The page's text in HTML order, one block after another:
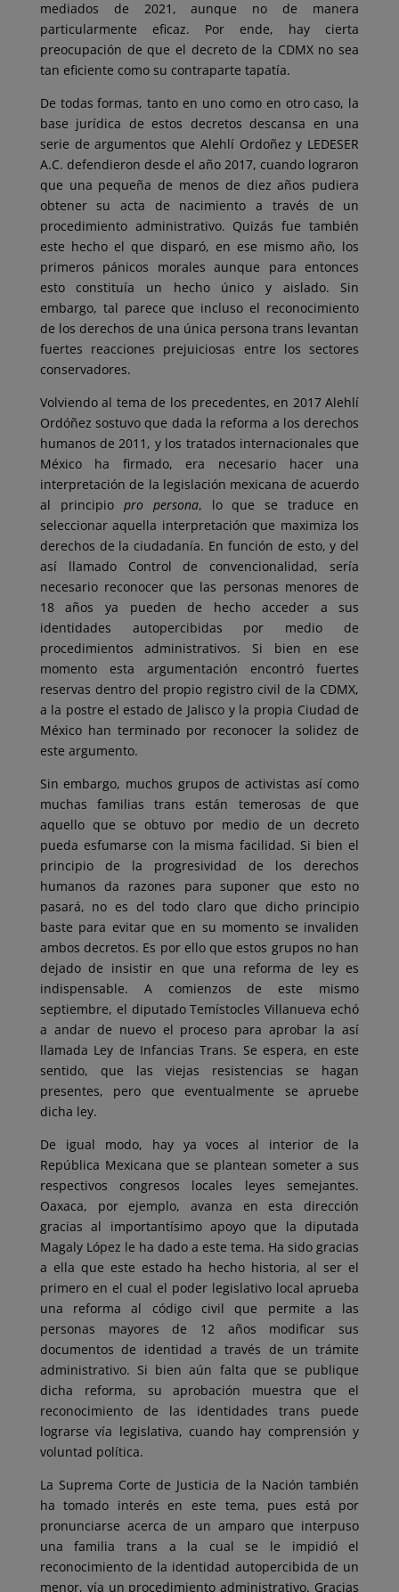
mediados de 2021, aunque no de manera
particularmente eficaz. Por ende, hay cierta
preocupación de que el decreto de la CDMX no sea
tan eficiente como su contraparte tapatía.
De todas formas, tanto en uno como en otro caso, la
base jurídica de estos decretos descansa en una
serie de argumentos que Alehlí Ordoñez y LEDESER
A.C. defendieron desde el año 2017, cuando lograron
que una pequeña de menos de diez años pudiera
obtener su acta de nacimiento a través de un
procedimiento administrativo. Quizás fue también
este hecho el que disparó, en ese mismo año, los
primeros pánicos morales aunque para entonces
esto constituía un hecho único y aislado. Sin
embargo, tal parece que incluso el reconocimiento
de los derechos de una única persona trans levantan
fuertes reacciones prejuiciosas entre los sectores
conservadores.
Volviendo al tema de los precedentes, en 2017 Alehlí
Ordóñez sostuvo que dada la reforma a los derechos
humanos de 2011, y los tratados internacionales que
México ha firmado, era necesario hacer una
interpretación de la legislación mexicana de acuerdo
al principio pro persona, lo que se traduce en
seleccionar aquella interpretación que maximiza los
derechos de la ciudadanía. En función de esto, y del
así llamado Control de convencionalidad, sería
necesario reconocer que las personas menores de
18 años ya pueden de hecho acceder a sus
identidades autopercibidas por medio de
procedimientos administrativos. Si bien en ese
momento esta argumentación encontró fuertes
reservas dentro del propio registro civil de la CDMX,
a la postre el estado de Jalisco y la propia Ciudad de
México han terminado por reconocer la solidez de
este argumento.
Sin embargo, muchos grupos de activistas así como
muchas familias trans están temerosas de que
aquello que se obtuvo por medio de un decreto
pueda esfumarse con la misma facilidad. Si bien el
principio de la progresividad de los derechos
humanos da razones para suponer que esto no
pasará, no es del todo claro que dicho principio
baste para evitar que en su momento se invaliden
ambos decretos. Es por ello que estos grupos no han
dejado de insistir en que una reforma de ley es
indispensable. A comienzos de este mismo
septiembre, el diputado Temístocles Villanueva echó
a andar de nuevo el proceso para aprobar la así
llamada Ley de Infancias Trans. Se espera, en este
sentido, que las viejas resistencias se hagan
presentes, pero que eventualmente se apruebe
dicha ley.
De igual modo, hay ya voces al interior de la
República Mexicana que se plantean someter a sus
respectivos congresos locales leyes semejantes.
Oaxaca, por ejemplo, avanza en esta dirección
gracias al importantísimo apoyo que la diputada
Magaly López le ha dado a este tema. Ha sido gracias
a ella que este estado ha hecho historia, al ser el
primero en el cual el poder legislativo local aprueba
una reforma al código civil que permite a las
personas mayores de 12 años modificar sus
documentos de identidad a través de un trámite
administrativo. Si bien aún falta que se publique
dicha reforma, su aprobación muestra que el
reconocimiento de las identidades trans puede
lograrse vía legislativa, cuando hay comprensión y
voluntad política.
La Suprema Corte de Justicia de la Nación también
ha tomado interés en este tema, pues está por
pronunciarse acerca de un amparo que interpuso
una familia trans a la cual se le impidió el
reconocimiento de la identidad autopercibida de un
menor, vía un procedimiento administrativo. Gracias